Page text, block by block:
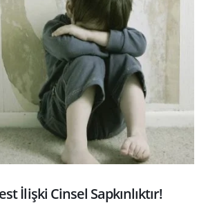
İlişki Cinsel Sapkınlıktır!